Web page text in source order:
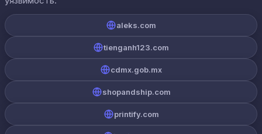
aleks.com
tienganh123.com
cdmx.gob.mx
shopandship.com
printify.com